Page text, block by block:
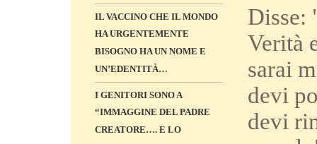
IL VACCINO CHE IL MONDO
HA URGENTEMENTE
BISOGNO HA UN NOME E
UN’EDENTITÀ…
I GENITORI SONO A
“IMMAGGINE DEL PADRE
CREATORE…. E LO
Disse:
Verità
sarai
devi
devi